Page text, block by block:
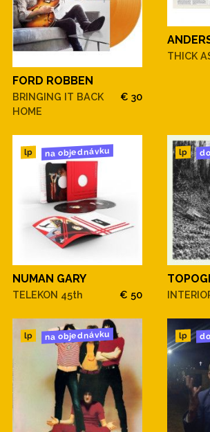
FORD ROBBEN
BRINGING IT BACK
HOME
€ 30
THICK
lp na objednávku
NUMAN GARY
TELEKON 45th € 50
lp
lp na objednávku lp